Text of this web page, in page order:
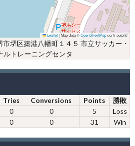
Leaflet|Map data ©OpenStreetMapcontributors
堺区築港八幡町１４５ 市立サッカー・
ルトレーニングセンタ
Tries Conversions Points
勝敗
0 0 5
Loss
0 0 31 Win